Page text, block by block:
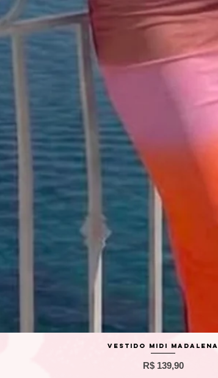
Visualização rápida
Vestido Midi Madalena
Preço
R$ 139,90